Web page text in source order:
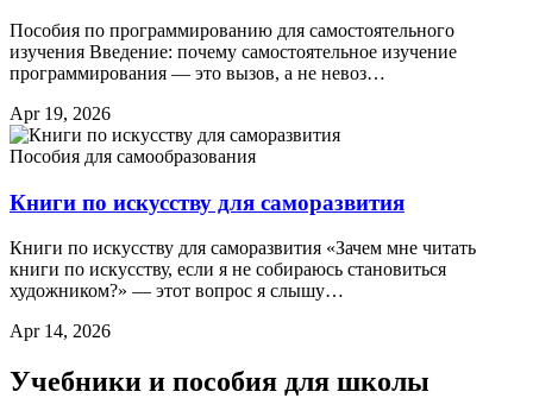
Пособия по программированию для самостоятельного
изучения Введение: почему самостоятельное изучение
программирования — это вызов, а не невоз…
Apr 19, 2026
Пособия для самообразования
Книги по искусству для саморазвития
Книги по искусству для саморазвития «Зачем мне читать
книги по искусству, если я не собираюсь становиться
художником?» — этот вопрос я слышу…
Apr 14, 2026
Учебники и пособия для школы